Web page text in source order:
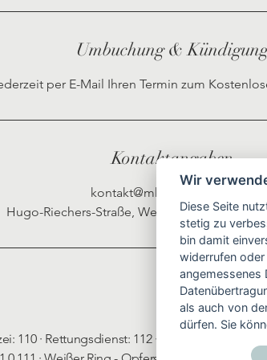
Umbuchung &
per E-Mail Ihren Termin zum
Kontaktangaben
kontakt@mh-psychologie.de
Hugo-Riechers-Straße, Wedemark-
110 · Rettungsdienst: 112 · Ärztlicher
Wir
Diese Seite
stetig zu
bin damit
widerrufen
angemessenes
als auch von
dürfen. Sie